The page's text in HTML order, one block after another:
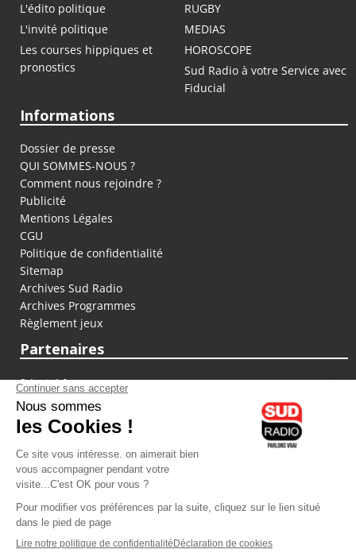
L'édito politique
RUGBY
L'invité politique
MEDIAS
Les courses hippiques et
pronostics
HOROSCOPE
Sud Radio à votre Service avec
Fiducial
Informations
Dossier de presse
QUI SOMMES-NOUS ?
Comment nous rejoindre ?
Publicité
Mentions Légales
CGU
Politique de confidentialité
Sitemap
Archives Sud Radio
Archives Programmes
Règlement jeux
Partenaires
fiducial.fr
lyoncapitale.fr
olympique-et-lyonnais.com
L'application Iphone / Android
Téléchargez l'application
Les cookies